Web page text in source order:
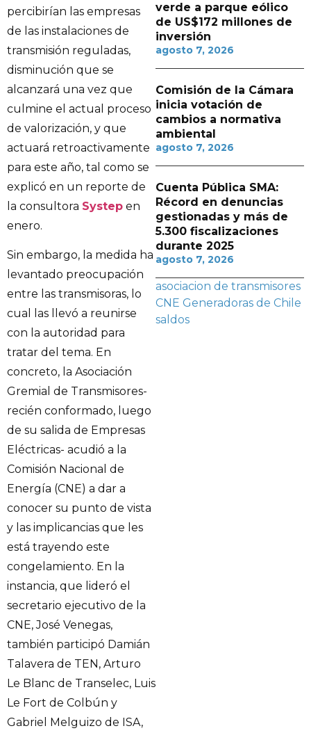
percibirían las empresas
de las instalaciones de
transmisión reguladas,
disminución que se
alcanzará una vez que
culmine el actual proceso
de valorización, y que
actuará retroactivamente
para este año, tal como se
explicó en un reporte de
la consultora Systep en
enero.
Sin embargo, la medida ha
levantado preocupación
entre las transmisoras, lo
cual las llevó a reunirse
con la autoridad para
tratar del tema. En
concreto, la Asociación
Gremial de Transmisores-
recién conformado, luego
de su salida de Empresas
Eléctricas- acudió a la
Comisión Nacional de
Energía (CNE) a dar a
conocer su punto de vista
y las implicancias que les
está trayendo este
congelamiento. En la
instancia, que lideró el
secretario ejecutivo de la
CNE, José Venegas,
también participó Damián
Talavera de TEN, Arturo
Le Blanc de Transelec, Luis
Le Fort de Colbún y
Gabriel Melguizo de ISA,
verde a parque eólico
de US$172 millones de
inversión
agosto 7, 2026
Comisión de la Cámara
inicia votación de
cambios a normativa
ambiental
agosto 7, 2026
Cuenta Pública SMA:
Récord en denuncias
gestionadas y más de
5.300 fiscalizaciones
durante 2025
agosto 7, 2026
asociacion de transmisores
CNE Generadoras de Chile
saldos